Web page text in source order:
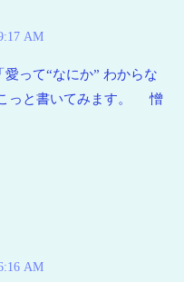
AM
って“なにか” わからな
っと書いてみます。 憎
AM